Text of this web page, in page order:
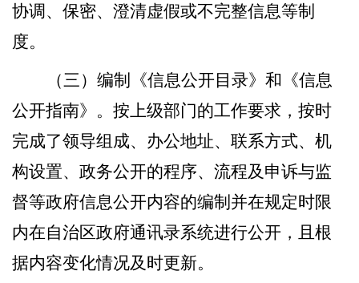
协调、保密、澄清虚假或不完整信息等制
度。
（三）编制《信息公开目录》和《信息
公开指南》。 按上级部门的工作要求，按时
完成了领导组成、办公地址、联系方式、机
构设置、政务公开的程序、流程及申诉与监
督等政府信息公开内容的编制并在规定时限
内在自治区政府通讯录系统进行公开，且根
据内容变化情况及时更新。